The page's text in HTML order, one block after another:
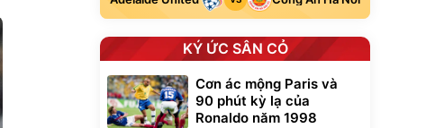
KÝ ỨC SÂN CỎ
Cơn ác mộng Paris và
90 phút kỳ lạ của
Ronaldo năm 1998